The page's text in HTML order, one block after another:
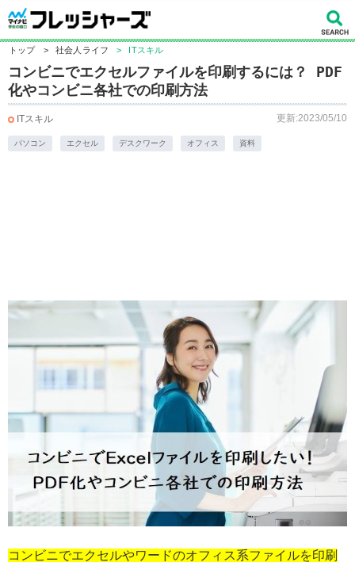
トップ > 社会人ライフ > ITスキル
コンビニでエクセルファイルを印刷するには？ PDF
化やコンビニ各社での印刷方法
ITスキル 更新:2023/05/10
パソコン エクセル デスクワーク オフィス 資料
コンビニでエクセルやワードのオフィス系ファイルを印刷